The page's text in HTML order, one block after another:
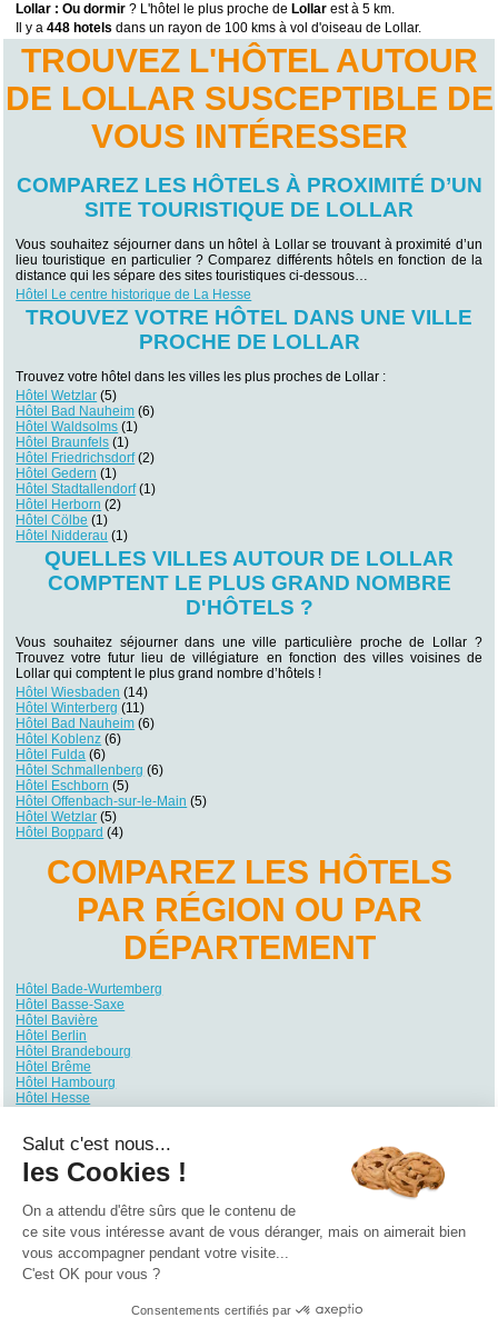
Lollar : Ou dormir ? L'hôtel le plus proche de Lollar est à 5 km.
Il y a448 hotels dans un rayon de 100 kms à vol d'oiseau de Lollar.
TROUVEZ L'HÔTEL AUTOUR
DE LOLLAR SUSCEPTIBLE DE
VOUS INTÉRESSER
COMPAREZ LES HÔTELS À PROXIMITÉ D’UN
SITE TOURISTIQUE DE LOLLAR
Vous souhaitez séjourner dans un hôtel à Lollar se trouvant à proximité d’un
lieu touristique en particulier ? Comparez différents hôtels en fonction de la
distance qui les sépare des sites touristiques ci-dessous…
Hôtel Le centre historique de La Hesse
TROUVEZ VOTRE HÔTEL DANS UNE VILLE
PROCHE DE LOLLAR
Trouvez votre hôtel dans les villes les plus proches de Lollar :
Hôtel Wetzlar (5)
Hôtel Bad Nauheim (6)
Hôtel Waldsolms (1)
Hôtel Braunfels (1)
Hôtel Friedrichsdorf(2)
Hôtel Gedern (1)
Hôtel Stadtallendorf(1)
Hôtel Herborn (2)
Hôtel Cölbe (1)
Hôtel Nidderau (1)
QUELLES VILLES AUTOUR DE LOLLAR
COMPTENT LE PLUS GRAND NOMBRE
D'HÔTELS ?
Vous souhaitez séjourner dans une ville particulière proche de Lollar ?
Trouvez votre futur lieu de villégiature en fonction des villes voisines de
Lollar qui comptent le plus grand nombre d’hôtels !
Hôtel Wiesbaden (14)
Hôtel Winterberg (11)
Hôtel Bad Nauheim (6)
Hôtel Koblenz (6)
Hôtel Fulda (6)
Hôtel Schmallenberg (6)
Hôtel Eschborn (5)
Hôtel Offenbach-sur-le-Main (5)
Hôtel Wetzlar (5)
Hôtel Boppard (4)
COMPAREZ LES HÔTELS
PAR RÉGION OU PAR
DÉPARTEMENT
Hôtel Bade-Wurtemberg
Hôtel Basse-Saxe
Hôtel Bavière
Hôtel Berlin
Hôtel Brandebourg
Hôtel Brême
Hôtel Hambourg
Hôtel Hesse
Hôtel Rhénanie-Palatinat
Hôtel Sarre
Hôtel Saxe
Hôtel Schleswig-Holstein
Qui sommes nous ? |Contactez-nous
Salut c'est nous...
les Cookies !
On a attendu d'être sûrs que le contenu de
ce site vous intéresse avant de vous déranger, mais on aimerait bien
vous accompagner pendant votre visite...
C'est OK pour vous ?
Consentements certifiés par